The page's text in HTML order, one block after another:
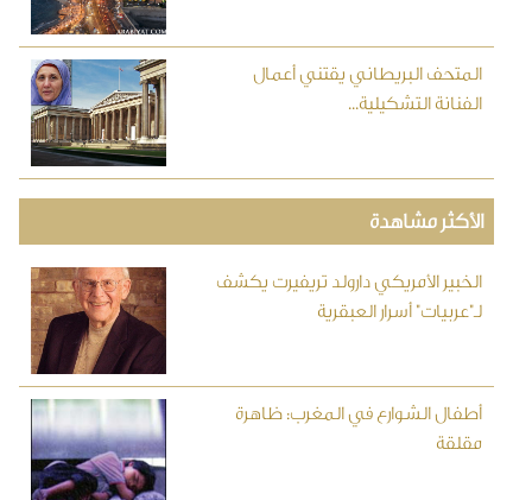
المتحف البريطاني يقتني أعمال
الفنانة التشكيلية...
الأكثر مشاهدة
الخبير الأمريكي دارولد تريفيرت يكشف
لـ"عربيات" أسرار العبقرية
أطفال الشوارع في المغرب: ظاهرة
مقلقة